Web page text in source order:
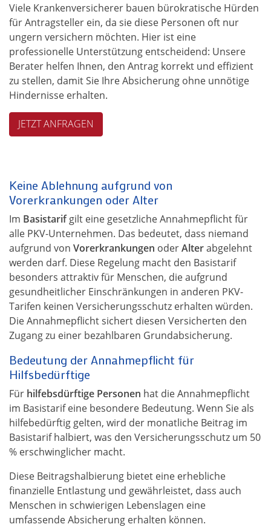
Viele Krankenversicherer bauen bürokratische Hürden
für Antragsteller ein, da sie diese Personen oft nur
ungern versichern möchten. Hier ist eine
professionelle Unterstützung entscheidend: Unsere
Berater helfen Ihnen, den Antrag korrekt und effizient
zu stellen, damit Sie Ihre Absicherung ohne unnötige
Hindernisse erhalten.
JETZT ANFRAGEN
Keine Ablehnung aufgrund von
Vorerkrankungen oder Alter
Im Basistarifgilt eine gesetzliche Annahmepflicht für
alle PKV-Unternehmen. Das bedeutet, dass niemand
aufgrund von Vorerkrankungen oderAlterabgelehnt
werden darf. Diese Regelung macht den Basistarif
besonders attraktiv für Menschen, die aufgrund
gesundheitlicher Einschränkungen in anderen PKV-
Tarifen keinen Versicherungsschutz erhalten würden.
Die Annahmepflicht sichert diesen Versicherten den
Zugang zu einer bezahlbaren Grundabsicherung.
Bedeutung der Annahmepflicht für
Hilfsbedürftige
Für hilfebsdürftige Personen hat die Annahmepflicht
im Basistarif eine besondere Bedeutung. Wenn Sie als
hilfebedürftig gelten, wird der monatliche Beitrag im
Basistarif halbiert, was den Versicherungsschutz um 50
% erschwinglicher macht.
Diese Beitragshalbierung bietet eine erhebliche
finanzielle Entlastung und gewährleistet, dass auch
Menschen in schwierigen Lebenslagen eine
umfassende Absicherung erhalten können.